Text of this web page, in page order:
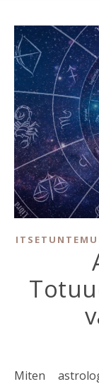
Miten astrologiaan pitäisi suhtautua? Löytyykö